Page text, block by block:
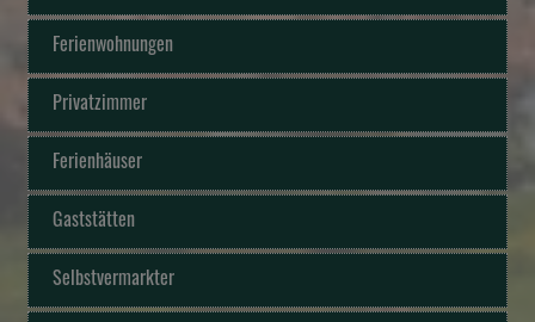
Ferienwohnungen
Privatzimmer
Ferienhäuser
Gaststätten
Selbstvermarkter